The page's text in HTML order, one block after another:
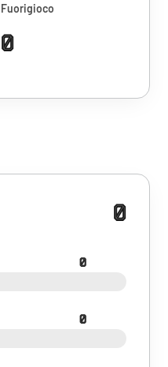
Fuorigioco
0
0
0
0